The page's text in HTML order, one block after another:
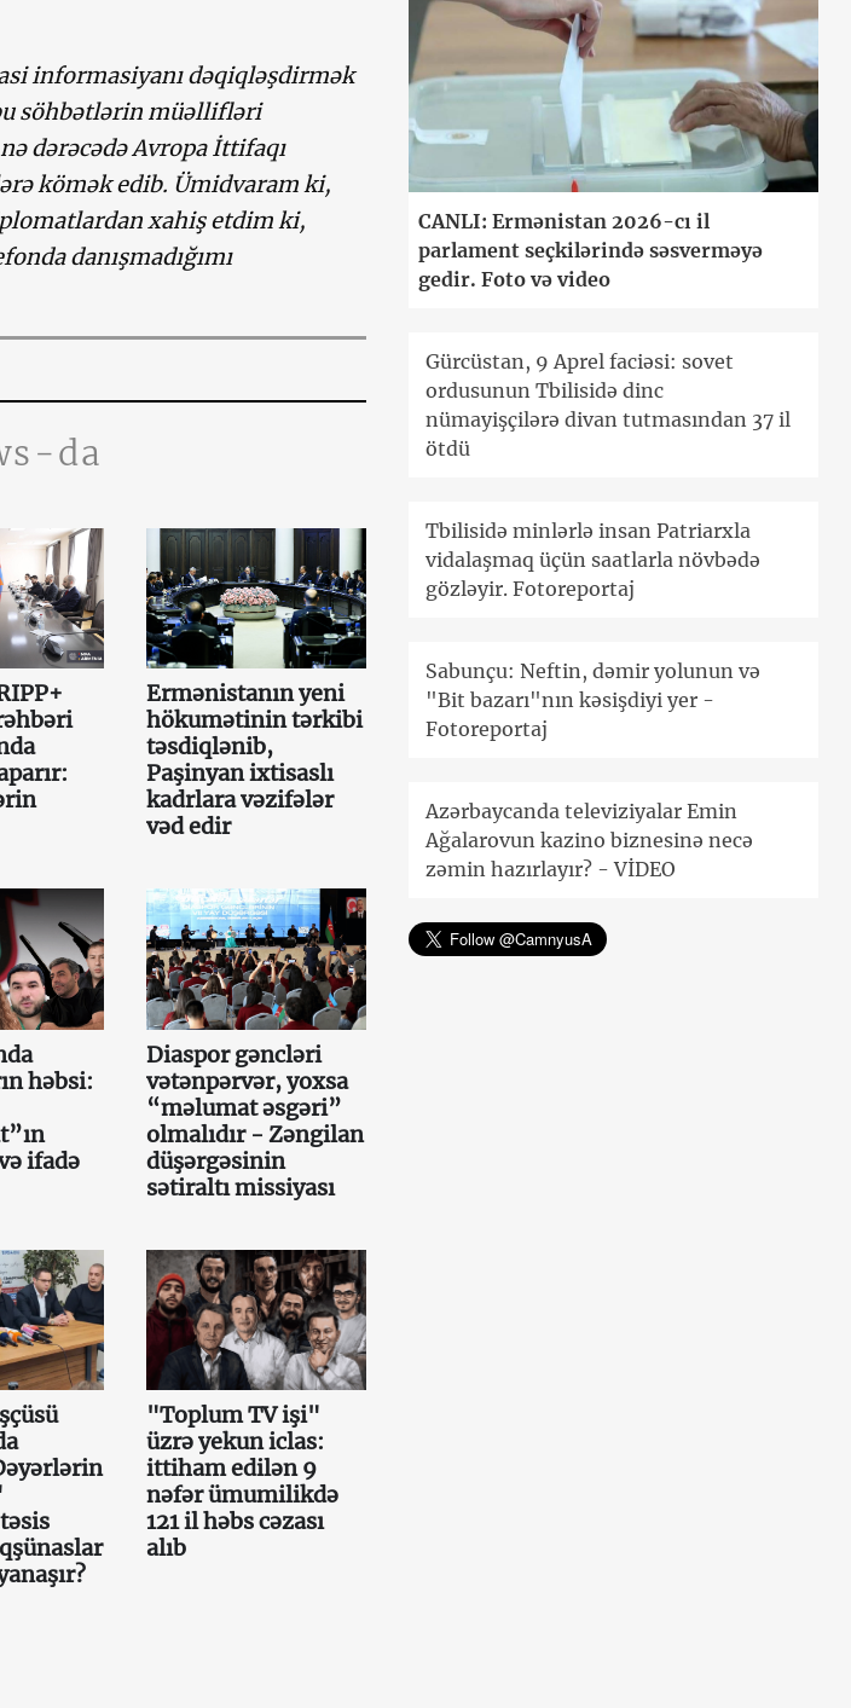
informasiyanı dəqiqləşdirmək
söhbətlərin müəllifləri
dərəcədə Avropa İttifaqı
kömək edib. Ümidvaram ki,
xahiş etdim ki,
danışmadığımı
da
Ermənistanın yeni
hökumətinin tərkibi
təsdiqlənib,
Paşinyan ixtisaslı
kadrlara vəzifələr
vəd edir
həbsi:
ifadə
Diaspor gəncləri
vətənpərvər, yoxsa
“məlumat əsgəri”
olmalıdır - Zəngilan
düşərgəsinin
sətiraltı missiyası
"Toplum TV işi"
üzrə yekun iclas:
ittiham edilən 9
nəfər ümumilikdə
121 il həbs cəzası
alıb
CANLI: Ermənistan 2026-cı il
parlament seçkilərində səsverməyə
gedir. Foto və video
Gürcüstan, 9 Aprel faciəsi: sovet
ordusunun Tbilisidə dinc
nümayişçilərə divan tutmasından 37 il
ötdü
Tbilisidə minlərlə insan Patriarxla
vidalaşmaq üçün saatlarla növbədə
gözləyir. Fotoreportaj
Sabunçu: Neftin, dəmir yolunun və
"Bit bazarı"nın kəsişdiyi yer -
Fotoreportaj
Azərbaycanda televiziyalar Emin
Ağalarovun kazino biznesinə necə
zəmin hazırlayır? - VİDEO